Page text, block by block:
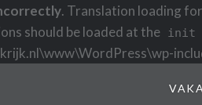
. Translation loading
should be loaded at the init